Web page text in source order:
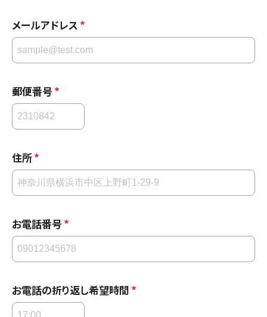
メールアドレス *
郵便番号*
住所*
お電話番号*
お電話の折り返し希望時間 *